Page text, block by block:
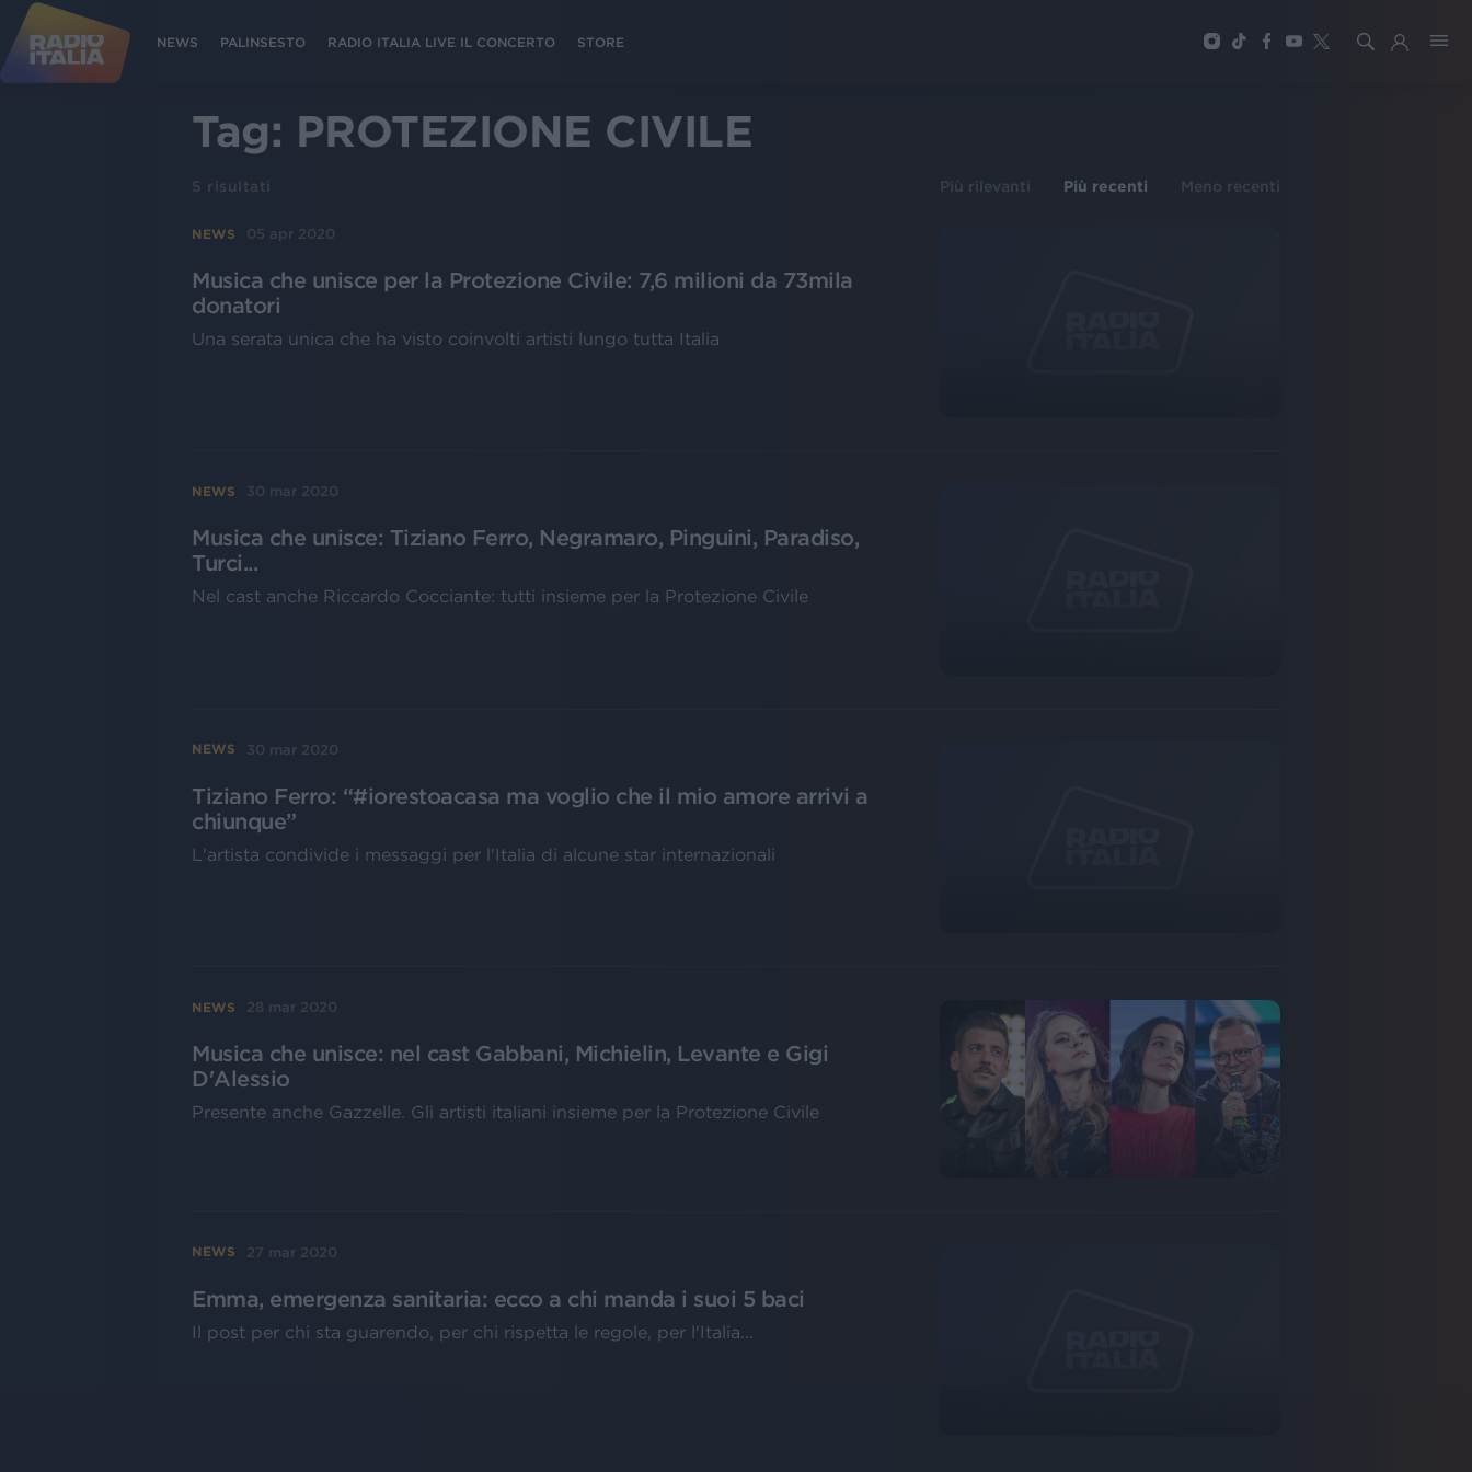
NEWS PALINSESTO RADIO ITALIA LIVE IL CONCERTO STORE
Tag: PROTEZIONE CIVILE
5 risultati Più rilevanti Più recenti Meno recenti
NEWS 05 apr 2020
Musica che unisce per la Protezione Civile: 7,6 milioni da 73mila
donatori
Una serata unica che ha visto coinvolti artisti lungo tutta Italia
NEWS 30 mar 2020
Musica che unisce: Tiziano Ferro, Negramaro, Pinguini, Paradiso,
Turci...
Nel cast anche Riccardo Cocciante: tutti insieme per la Protezione Civile
NEWS 30 mar 2020
Tiziano Ferro: “#iorestoacasa ma voglio che il mio amore arrivi a
chiunque”
L'artista condivide i messaggi per l'Italia di alcune star internazionali
NEWS 28 mar 2020
Musica che unisce: nel cast Gabbani, Michielin, Levante e Gigi
D'Alessio
Presente anche Gazzelle. Gli artisti italiani insieme per la Protezione Civile
NEWS 27 mar 2020
Emma, emergenza sanitaria: ecco a chi manda i suoi 5 baci
Il post per chi sta guarendo, per chi rispetta le regole, per l'Italia...